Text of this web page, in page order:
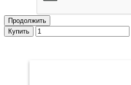
Продолжить
Купить